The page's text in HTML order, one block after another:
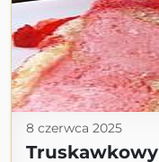
8 czerwca 2025